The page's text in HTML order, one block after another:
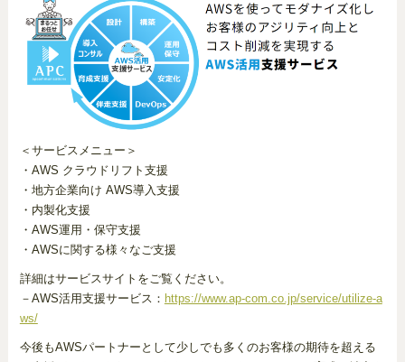
＜サービスメニュー＞
・AWS クラウドリフト支援
・地方企業向け AWS導入支援
・内製化支援
・AWS運用・保守支援
・AWSに関する様々なご支援
詳細はサービスサイトをご覧ください。
－AWS活用支援サービス： https://www.ap-com.co.jp/service/utilize-a
ws/
今後もAWSパートナーとして少しでも多くのお客様の期待を超える